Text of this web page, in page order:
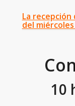
La recepción
del
10